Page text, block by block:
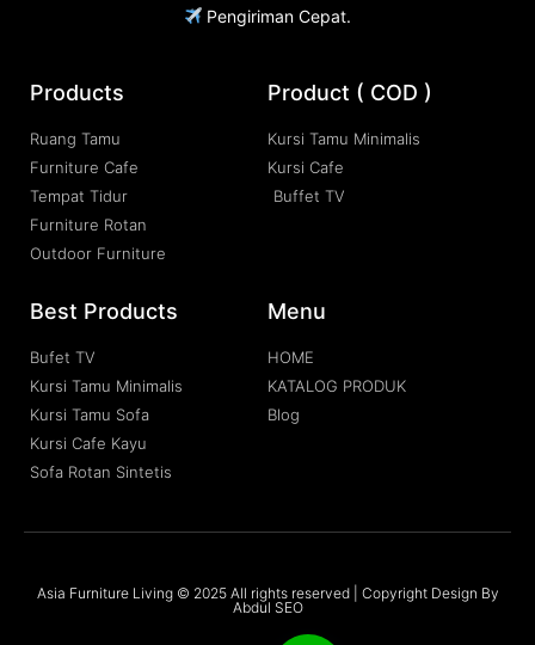
Pengiriman Cepat.
Products
Ruang Tamu
Furniture Cafe
Tempat Tidur
Furniture Rotan
Outdoor Furniture
Product ( COD )
Kursi Tamu Minimalis
Kursi Cafe
Buffet TV
Best Products
Bufet TV
Kursi Tamu Minimalis
Kursi Tamu Sofa
Kursi Cafe Kayu
Sofa Rotan Sintetis
Menu
HOME
KATALOG PRODUK
Blog
Asia Furniture Living © 2025 All rights reserved | Copyright Design By
Abdul SEO